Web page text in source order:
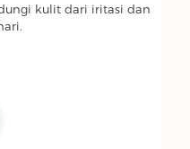
kulit dari iritasi dan